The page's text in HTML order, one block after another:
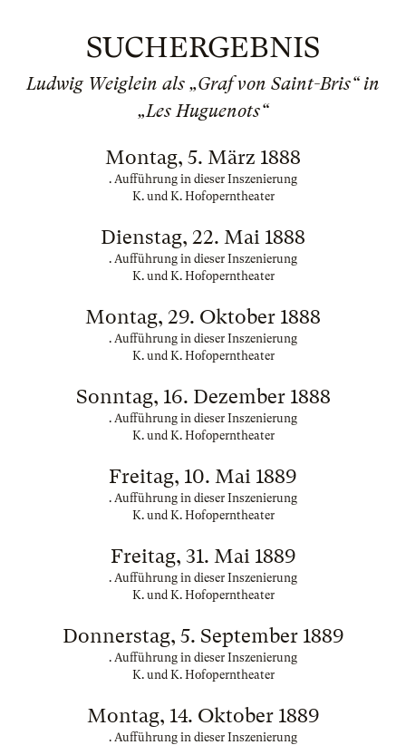
SUCHERGEBNIS
Ludwig Weiglein als „Graf von Saint-Bris“ in
„Les Huguenots“
Montag, 5. März 1888
. Aufführung in dieser Inszenierung
K. und K. Hofoperntheater
Dienstag, 22. Mai 1888
. Aufführung in dieser Inszenierung
K. und K. Hofoperntheater
Montag, 29. Oktober 1888
. Aufführung in dieser Inszenierung
K. und K. Hofoperntheater
Sonntag, 16. Dezember 1888
. Aufführung in dieser Inszenierung
K. und K. Hofoperntheater
Freitag, 10. Mai 1889
. Aufführung in dieser Inszenierung
K. und K. Hofoperntheater
Freitag, 31. Mai 1889
. Aufführung in dieser Inszenierung
K. und K. Hofoperntheater
Donnerstag, 5. September 1889
. Aufführung in dieser Inszenierung
K. und K. Hofoperntheater
Montag, 14. Oktober 1889
. Aufführung in dieser Inszenierung